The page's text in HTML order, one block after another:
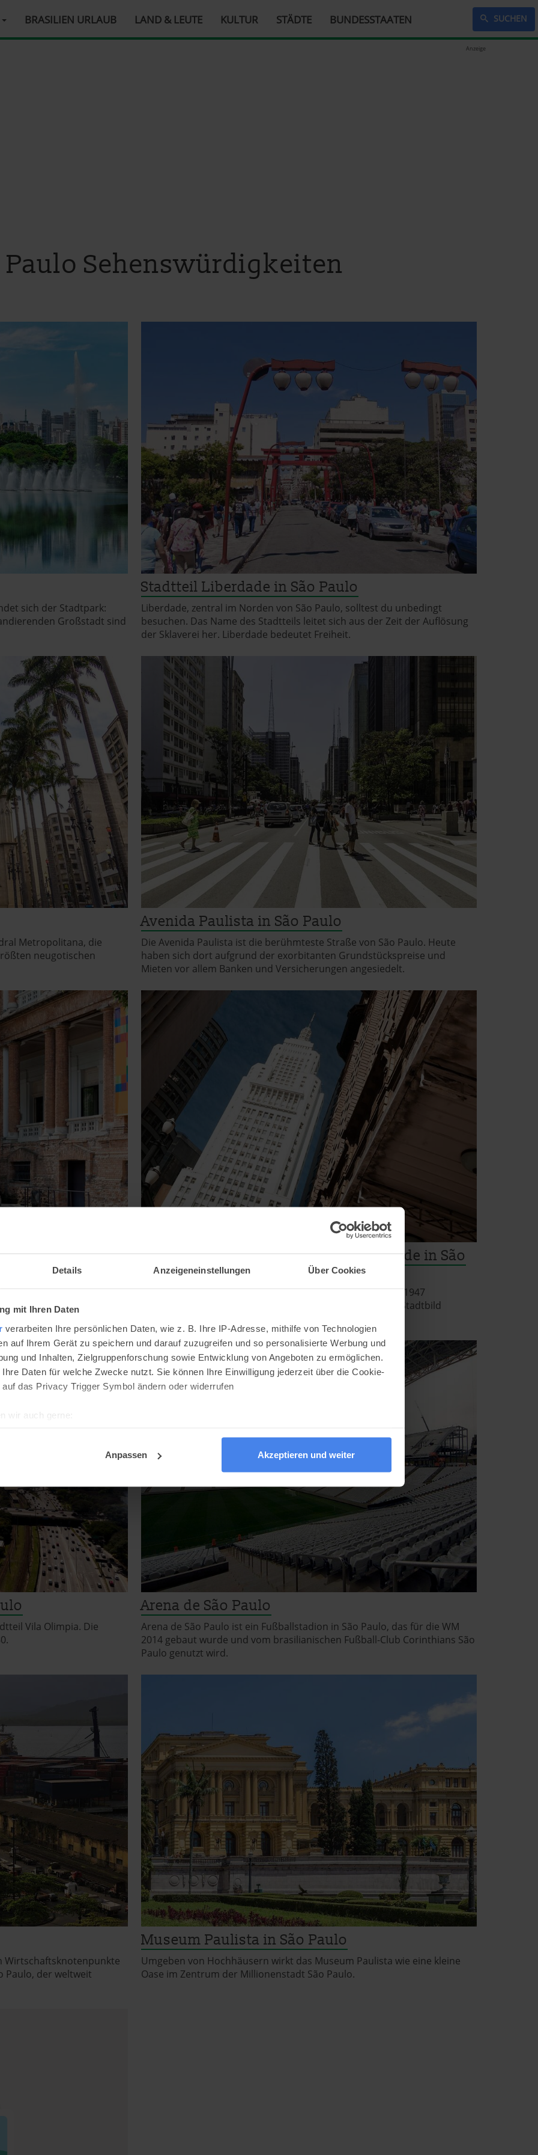
Details Anzeigeneinstellungen Über Cookies
mit Ihren Daten
verarbeiten Ihre persönlichen Daten, wie z. B. Ihre IP-Adresse, mithilfe von Technologien
auf Ihrem Gerät zu speichern und darauf zuzugreifen und so personalisierte Werbung und
und Inhalten, Zielgruppenforschung sowie Entwicklung von Angeboten zu ermöglichen.
Daten für welche Zwecke nutzt. Sie können Ihre Einwilligung jederzeit über die Cookie-
das Privacy Trigger Symbol ändern oder widerrufen
wir auch gerne:
Ihre persönlichen Daten verarbeitet werden, und legen Sie Ihre Präferenzen im
während andere nicht notwendig sind, jedoch helfen das Onlineangebot zu verbessern
Du kannst in den Einsatz der nicht notwendigen Cookies mit dem Klick auf die
oder dich per Klick auf »Anpassen« anders entscheiden. Die Einwilligung umfasst
dir ausgewählten Cookies. Du kannst diese Einstellungen jederzeit aufrufen und Cookies
Weitere Hinweise zu den verwendeten Verfahren und Begrifflichkeiten (z.B.
erhältst du in der Datenschutzerklärung.
Anpassen Akzeptieren und weiter
BRASILIEN URLAUB LAND & LEUTE KULTUR STÄDTE BUNDESSTAATEN SUCHEN
Anzeige
Paulo Sehenswürdigkeiten
sich der Stadtpark:
Großstadt sind
Stadtteil Liberdade in São Paulo
Liberdade, zentral im Norden von São Paulo, solltest du unbedingt
besuchen. Das Name des Stadtteils leitet sich aus der Zeit der Auflösung
der Sklaverei her. Liberdade bedeutet Freiheit.
Metropolitana, die
neugotischen
Avenida Paulista in São Paulo
Die Avenida Paulista ist die berühmteste Straße von São Paulo. Heute
haben sich dort aufgrund der exorbitanten Grundstückspreise und
Mieten vor allem Banken und Versicherungen angesiedelt.
in São
Ruf als
der Millionenmetropole
Aussichtsplattform im Banespa-Gebäude in São
Paulo
Im Herzen von São Paulo liegt das Banespa-Gebäude, das 1947
fertiggestellt wurde und mit seinem 161 Metern aus dem Stadtbild
Vila Olimpia. Die
Arena de São Paulo
Arena de São Paulo ist ein Fußballstadion in São Paulo, das für die WM
2014 gebaut wurde und vom brasilianischen Fußball-Club Corinthians São
Paulo genutzt wird.
Wirtschaftsknotenpunkte
Paulo, der weltweit
Museum Paulista in São Paulo
Umgeben von Hochhäusern wirkt das Museum Paulista wie eine kleine
Oase im Zentrum der Millionenstadt São Paulo.